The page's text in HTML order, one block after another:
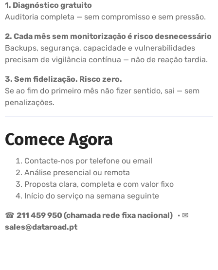
1. Diagnóstico gratuito
Auditoria completa — sem compromisso e sem pressão.
2. Cada mês sem monitorização é risco desnecessário
Backups, segurança, capacidade e vulnerabilidades
precisam de vigilância contínua — não de reação tardia.
3. Sem fidelização. Risco zero.
Se ao fim do primeiro mês não fizer sentido, sai — sem
penalizações.
Comece Agora
Contacte‑nos por telefone ou email
Análise presencial ou remota
Proposta clara, completa e com valor fixo
Início do serviço na semana seguinte
☎ 211 459 950 (chamada rede fixa nacional) · ✉
sales@dataroad.pt